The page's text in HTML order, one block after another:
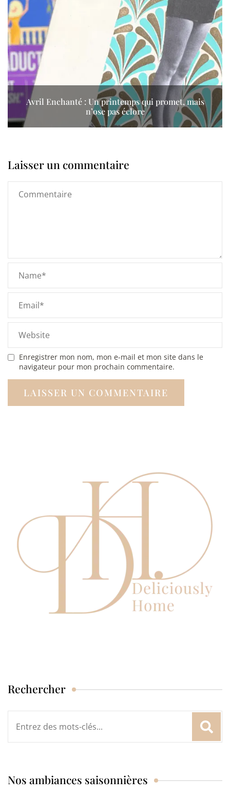
Avril Enchanté : Un printemps qui promet, mais
n’ose pas éclore
Laisser un commentaire
Enregistrer mon nom, mon e-mail et mon site dans le
navigateur pour mon prochain commentaire.
Rechercher
Nos ambiances saisonnières